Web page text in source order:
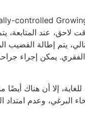
لاحق، عند المتابعة،
يتم إطالة القضيب
الفقري. يمكن إجراء
إلا أن هناك
وعدم امتداد